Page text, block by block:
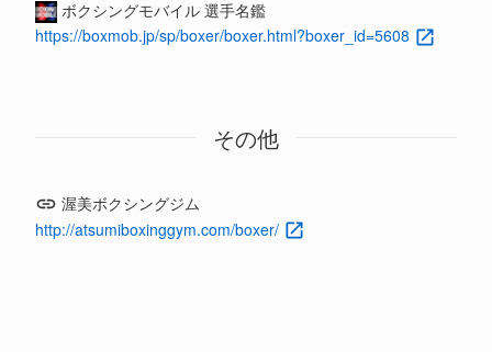
ボクシングモバイル 選手名鑑
https://boxmob.jp/sp/boxer/boxer.html?boxer_id=5608
その他
渥美ボクシングジム
http://atsumiboxinggym.com/boxer/